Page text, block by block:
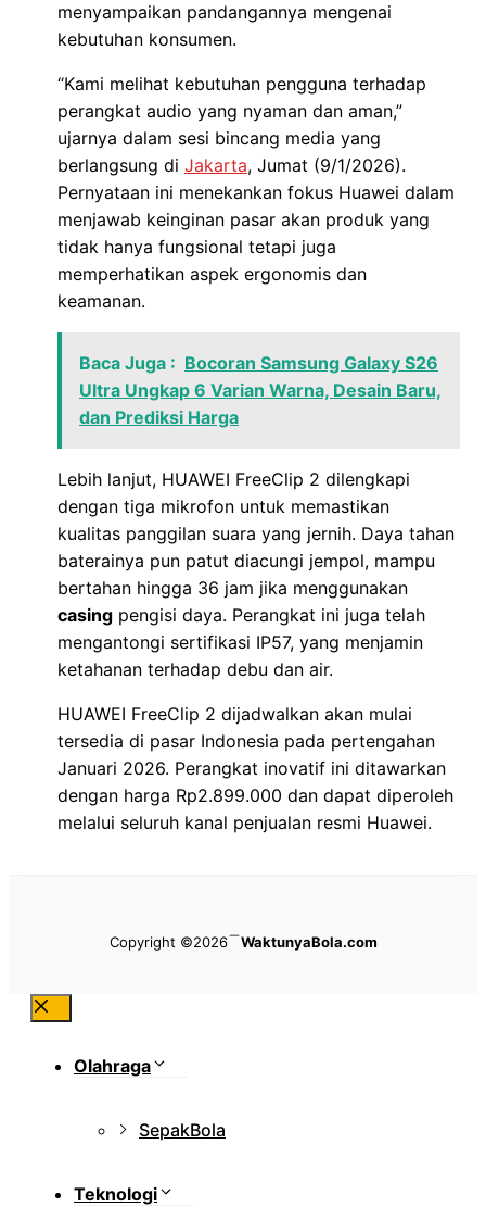
menyampaikan pandangannya mengenai
kebutuhan konsumen.
“Kami melihat kebutuhan pengguna terhadap
perangkat audio yang nyaman dan aman,”
ujarnya dalam sesi bincang media yang
berlangsung di Jakarta, Jumat (9/1/2026).
Pernyataan ini menekankan fokus Huawei dalam
menjawab keinginan pasar akan produk yang
tidak hanya fungsional tetapi juga
memperhatikan aspek ergonomis dan
keamanan.
Baca Juga : Bocoran Samsung Galaxy S26
Ultra Ungkap 6 Varian Warna, Desain Baru,
dan Prediksi Harga
Lebih lanjut, HUAWEI FreeClip 2 dilengkapi
dengan tiga mikrofon untuk memastikan
kualitas panggilan suara yang jernih. Daya tahan
baterainya pun patut diacungi jempol, mampu
bertahan hingga 36 jam jika menggunakan
casing pengisi daya. Perangkat ini juga telah
mengantongi sertifikasi IP57, yang menjamin
ketahanan terhadap debu dan air.
HUAWEI FreeClip 2 dijadwalkan akan mulai
tersedia di pasar Indonesia pada pertengahan
Januari 2026. Perangkat inovatif ini ditawarkan
dengan harga Rp2.899.000 dan dapat diperoleh
melalui seluruh kanal penjualan resmi Huawei.
Copyright ©2026 WaktunyaBola.com
Close
Olahraga
SepakBola
Teknologi